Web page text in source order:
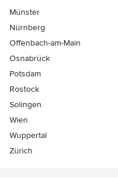
Münster
Nürnberg
Offenbach-am-Main
Osnabrück
Potsdam
Rostock
Solingen
Wien
Wuppertal
Zürich